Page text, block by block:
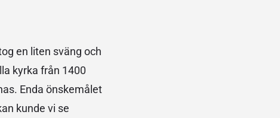
en liten sväng och
kyrka från 1400
Enda önskemålet
kunde vi se